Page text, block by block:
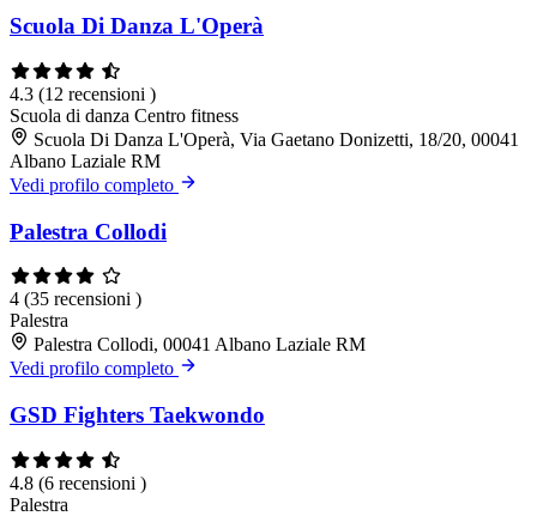
Scuola Di Danza L'Operà
4.3 (12 recensioni )
Scuola di danza Centro fitness
Scuola Di Danza L'Operà, Via Gaetano Donizetti, 18/20, 00041
Albano Laziale RM
Vedi profilo completo
Palestra Collodi
4 (35 recensioni )
Palestra
Palestra Collodi, 00041 Albano Laziale RM
Vedi profilo completo
GSD Fighters Taekwondo
4.8 (6 recensioni )
Palestra